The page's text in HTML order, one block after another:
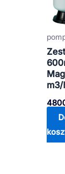
m3/